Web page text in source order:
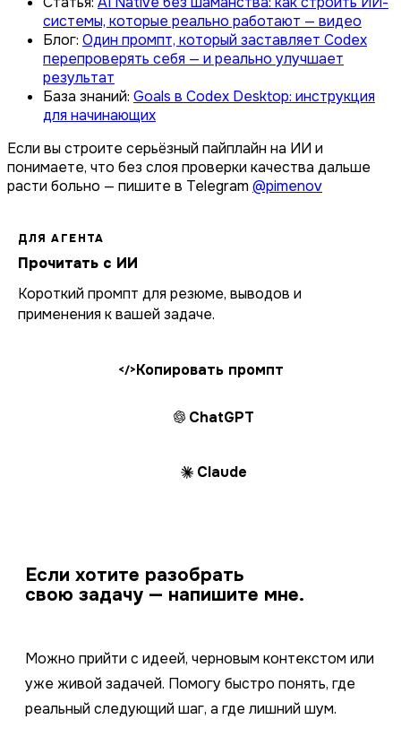
системы, которые реально работают — видео
Блог: Один промпт, который заставляет Codex
перепроверять себя — и реально улучшает
результат
База знаний: Goals в Codex Desktop: инструкция
для начинающих
Если вы строите серьёзный пайплайн на ИИ и
понимаете, что без слоя проверки качества дальше
расти больно — пишите в Telegram @pimenov
ДЛЯ АГЕНТА
Прочитать с ИИ
Короткий промпт для резюме, выводов и
применения к вашей задаче.
</>Копировать промпт
ChatGPT
Claude
Если хотите разобрать
свою задачу — напишите мне.
Можно прийти с идеей, черновым контекстом или
уже живой задачей. Помогу быстро понять, где
реальный следующий шаг, а где лишний шум.